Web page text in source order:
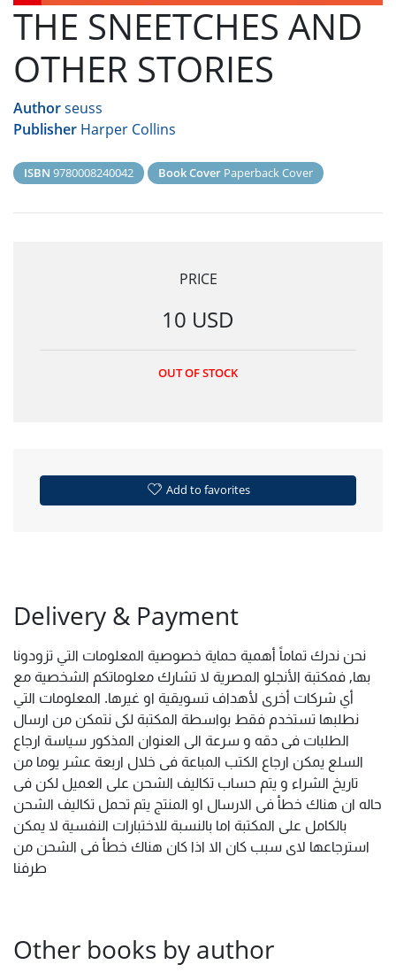
THE SNEETCHES AND
OTHER STORIES
Authorseuss
Publisher Harper Collins
ISBN 9780008240042 Book Cover Paperback Cover
PRICE
10 USD
OUT OF STOCK
Add to favorites
Delivery & Payment
نحن ندرك تماماً أهمية حماية خصوصية المعلومات التي تزودونا
بها, فمكتبة الأنجلو المصرية لا تشارك معلوماتكم الشخصية مع
أي شركات أخرى لأهداف تسويقية او غيرها. المعلومات التي
نطلبها تستخدم فقط بواسطة المكتبة لكى نتمكن من ارسال
الطلبات فى دقه و سرعة الى العنوان المذكور سياسة ارجاع
السلع يمكن ارجاع الكتب المباعة فى خلال اربعة عشر يوما من
تاريخ الشراء و يتم حساب تكاليف الشحن على العميل لكن فى
حاله ان هناك خطأ فى الارسال او المنتج يتم تحمل تكاليف الشحن
بالكامل على المكتبة اما بالنسبة للاختبارات النفسية لا يمكن
استرجاعها لاى سبب كان الا اذا كان هناك خطأ فى الشحن من
طرفنا
Other books by author